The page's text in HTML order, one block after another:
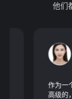
他们
作为一
高级的